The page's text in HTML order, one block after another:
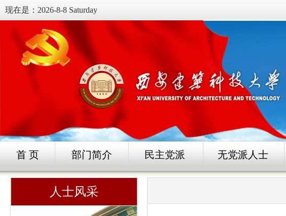
现在是： 2026-8-8 Saturday
首 页 部门简介 民主党派 无党派人士
人士风采